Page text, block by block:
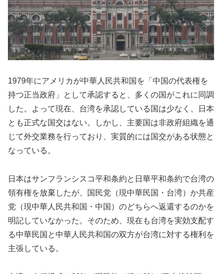
1979年にアメリカが中華人民共和国を「中国の代表権を
持つ正当政府」として承認すると、多くの国がこれに同調
した。よって現在、台湾を承認している国は少なく、日本
とも正式な国交はない。しかし、主要国は非政府組織を通
じて外交業務を行っており、実質的には国交がある状態と
なっている。
日本はサンフランシスコ平和条約と日華平和条約で台湾の
領有権を放棄したが、国民党（現中華民国・台湾）か共産
党（現中華人民共和国・中国）のどちらへ返還するのかを
明記していなかった。そのため、現在も台湾を実効支配す
る中華民国と中華人民共和国の双方が台湾に対する権利を
主張している。